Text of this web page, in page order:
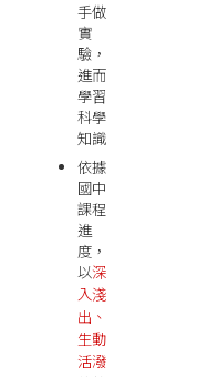
手做
實
驗，
進而
學習
科學
知識
依據
國中
課程
進
度，
以深
入淺
出、
生動
活潑